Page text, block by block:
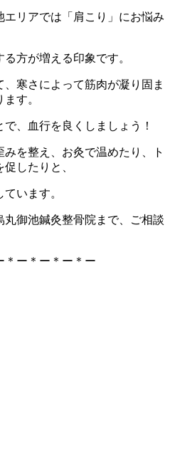
エリアでは「肩こり」にお悩み
方が増える印象です。
寒さによって筋肉が凝り固ま
す。
、血行を良くしましょう！
を整え、お灸で温めたり、ト
したりと、
います。
丸御池鍼灸整骨院まで、ご相談
＊ー＊ー＊ー＊ー